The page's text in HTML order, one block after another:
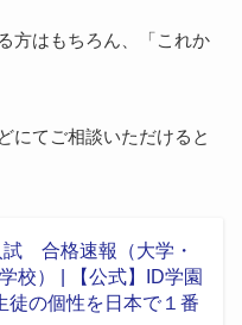
方はもちろん、「これか
にてご相談いただけると
試 合格速報（大学・
校） | 【公式】ID学園
徒の個性を日本で１番